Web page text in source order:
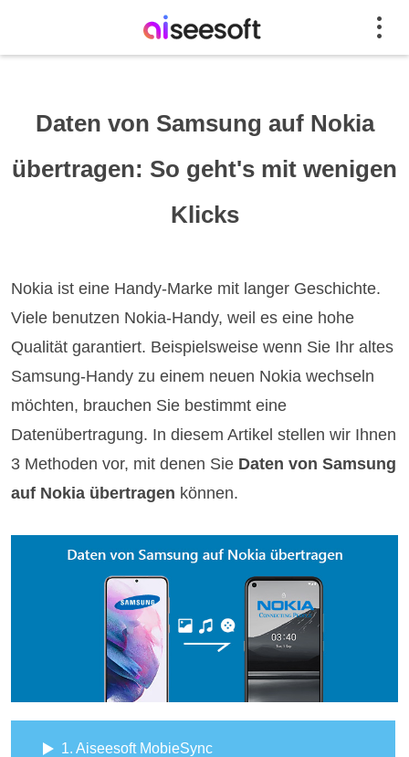
Daten von Samsung auf Nokia
übertragen: So geht's mit wenigen
Klicks
Nokia ist eine Handy-Marke mit langer Geschichte.
Viele benutzen Nokia-Handy, weil es eine hohe
Qualität garantiert. Beispielsweise wenn Sie Ihr altes
Samsung-Handy zu einem neuen Nokia wechseln
möchten, brauchen Sie bestimmt eine
Datenübertragung. In diesem Artikel stellen wir Ihnen
3 Methoden vor, mit denen Sie Daten von Samsung
auf Nokia übertragen können.
1. Aiseesoft MobieSync